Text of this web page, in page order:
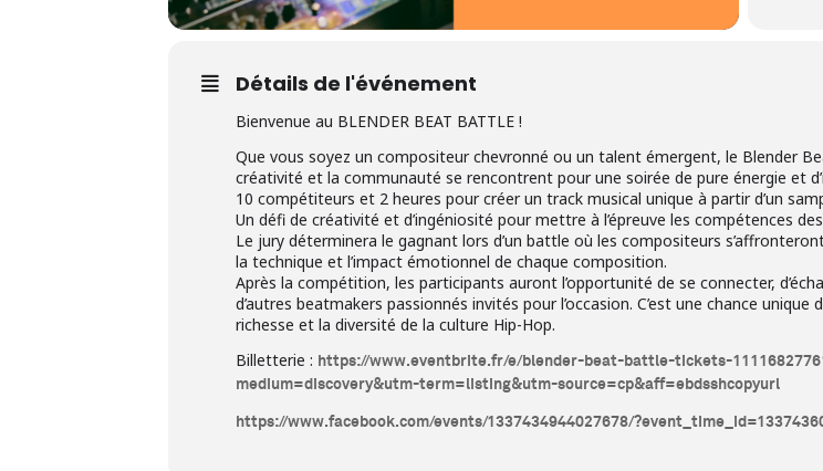
Détails de l'événement
Bienvenue au BLENDER BEAT BATTLE !
Que vous soyez un compositeur chevronné ou un talent émergent, le Blender
créativité et la communauté se rencontrent pour une soirée de pure énergie et
10 compétiteurs et 2 heures pour créer un track musical unique à partir d’un
Un défi de créativité et d’ingéniosité pour mettre à l’épreuve les compétences
Le jury déterminera le gagnant lors d’un battle où les compositeurs
la technique et l’impact émotionnel de chaque composition.
Après la compétition, les participants auront l’opportunité de se connecter,
d’autres beatmakers passionnés invités pour l’occasion. C’est une chance
richesse et la diversité de la culture Hip-Hop.
Billetterie : https://www.eventbrite.fr/e/blender-beat-battle-tickets-
medium=discovery&utm-term=listing&utm-source=cp&aff=ebdsshcopyurl
https://www.facebook.com/events/1337434944027678/